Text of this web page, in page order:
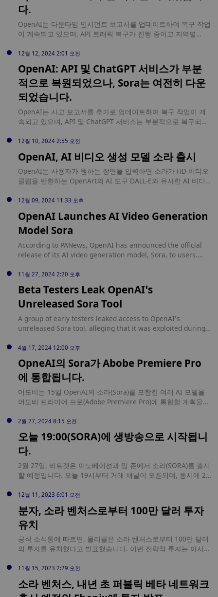
다.
OpenAI는 다운타임 인시던트 보고서를 업데이트하여 복구 작업
이 계속되고 있으며, API 트래픽 복구가 진행 중이고 지역별
했다고 밝혔습니다. (Sora는 부분적인 복구를 시작했습니다.)
12월 12, 2024 2:01 오전
OpenAI: API 및 ChatGPT 서비스가 부분
적으로 복원되었으나, Sora는 여전히 다운
되었습니다.
OpenAI는 사고 보고서를 추가로 업데이트하여 복구 작업이 계
속되고 있으며, API 및 ChatGPT 서비스는 부분적으로 복구되었
12월 10, 2024 2:55 오전
OpenAI, AI 비디오 생성 모델 소라 출시
OpenAI는 사용자가 원하는 장면을 입력하면 소라가 HD 비디오
클립을 반환하는 OpenArt의 AI 도구 DALL-E와 유사한 AI 비디
12월 09, 2024 11:33 오후
OpenAI Launches AI Video Generation
Model Sora
According to PANews, OpenAI has announced the official
release of its AI video generation model, Sora, to users.
preview of the product. Sora is designed to create realistic
videos based on text prompts and will be available to
ChatGPT's paid users in the United States and other
markets later in the day. The new tool, Sora Turbo, can
versions of these videos. OpenAI's CEO, Sam Altman, noted
that the initial use of Sora will be limited. ChatGPT Plus
videos per month, while ChatGPT Pro subscribers will have
the capability to generate an unlimited number of high-
resolution videos at a slower pace, along with 500 videos
that can be generated quickly. This strategic release aims
to enhance user experience by providing advanced video
generation capabilities, marking a significant step in AI-
11월 27, 2024 2:20 오후
Beta Testers Leak OpenAI’s
Unreleased Sora Tool
A group of early testers leaked access to OpenAI’s
unreleased Sora tool, alleging that it was exploited during
early evaluators of OpenAI ‘s unreleased text-to-video tool
Sora, who were aggrieved, leaked access to the new model
in protest after claiming they had been used for […] The
post Beta Testers Leak OpenAI’s Unreleased Sora Tool...
unreleased-sora-tool.html
4월 17, 2024 12:00 오후
OpneAI의 Sora가 Abobe Premiere Pro
에 통합됩니다.
어도비는 15일 OpenAI의 소라(Sora)를 포함한 여러 AI 모델을
어도비 프리미어 프로(Adobe Premiere Pro)에 통합할 계획을
택하고 활용할 수 있으며, Sora는 여러 캐릭터와 특정 동작 유형,
사물과 배경의 정확한 디테일을 포함하는 복잡한 장면을 만들 수
있다. Firefly Video... source:
https://jp.beincrypto.com/premiere-pro-integrate-with-
2월 27, 2024 8:15 오전
오늘 19:00(SORA)에 생방송으로 시작됩니
다.
2월 27일, 비트겟은 이노베이션과 밈 존에서 소라(SORA)를 출시
할 예정입니다. 오늘 19시부터 거래 채널이 오픈되며, 동시에 2
SORA가 걸린 10% 리베이트 캠페인이 진행됩니다.
12월 11, 2023 6:01 오전
분자, 소라 벤처스로부터 100만 달러 투자
유치
공식 소식통에 따르면, 몰리클은 소라 벤처스로부터 100만 달러
의 투자를 유치했다고 발표했습니다. 이번 전략적 투자는 아시아
초월하고 객관적인 과학 및 지적 재산 공유 문화를 조성하여
DeSci의 탈중앙화 특성을 활용하는 것을 목표로 합니다.
11월 15, 2023 2:29 오전
소라 벤처스, 내년 초 퍼블릭 베타 네트워크